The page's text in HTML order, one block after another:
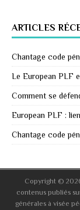
ARTICLES
Chantage code
Le European PLF
Comment se
European PLF :
Chantage code
Copyright ©
contenus publiés
générales à visée